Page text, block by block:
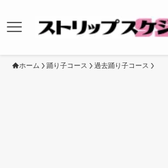
ホーム 踊り子コース 過去踊り子コース